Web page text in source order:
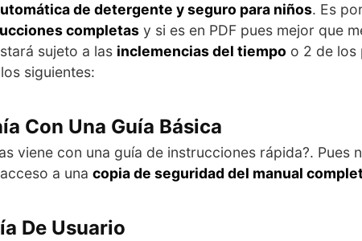
de detergente y seguro para niños. Es
completas y si es en PDF pues mejor que
sujeto a las inclemencias del tiempo o 2 de los
siguientes:
Con Una Guía Básica
viene con una guía de instrucciones rápida?. Pues
a una copia de seguridad del manual
De Usuario